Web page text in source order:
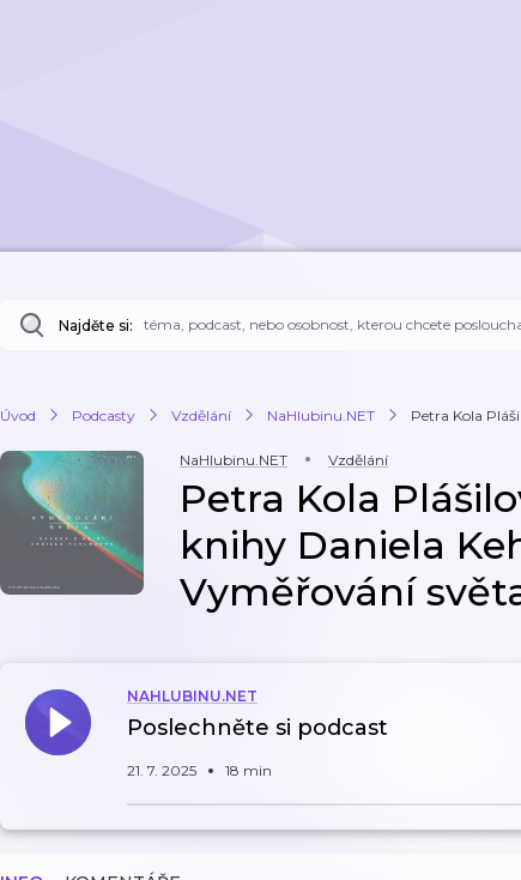
Najděte si:
Úvod Podcasty Vzdělání NaHlubinu.NET Petra Kola
NaHlubinu.NET Vzdělání
Petra Kola
knihy Daniela
Vyměřování
NAHLUBINU.NET
Poslechněte si podcast
21. 7. 2025 18 min